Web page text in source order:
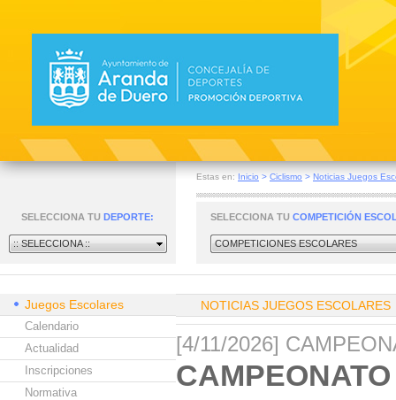
Estas en: Inicio > Ciclismo > Noticias Juegos
SELECCIONA TUDEPORTE:
:: SELECCIONA ::
SELECCIONA TU COMPETICIÓN
COMPETICIONES ESCOLARES
Juegos Escolares
Calendario
Actualidad
Inscripciones
Normativa
NOTICIAS JUEGOS ESCOLARES
[4/11/2026]